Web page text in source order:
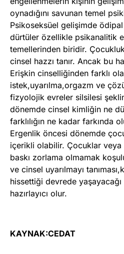
oynadığını savunan temel
Psikoseksüel gelişimde
dürtüler özellikle psikanalitik
temellerinden biridir.
cinsel hazzı tanır. Ancak bu
Erişkin cinselliğinden farklı
istek,uyarılma,orgazm ve
fizyolojik evreler silsilesi
dönemde cinsel kimliğin ne
farklılığın ne kadar farkında
Ergenlik öncesi dönemde
içerikli olabilir. Çocuklar
baskı zorlama olmamak
ve cinsel uyarılmayı
hissettiği devrede
hazırlayıcı olur.
KAYNAK:CEDAT